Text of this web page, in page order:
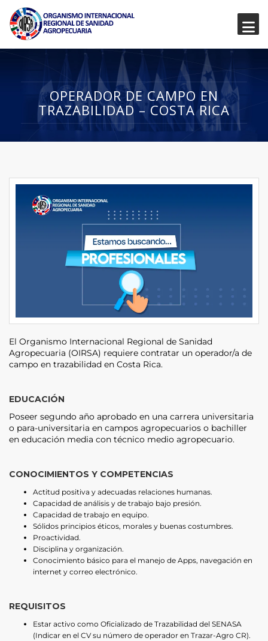
OPERADOR DE CAMPO EN
TRAZABILIDAD – COSTA RICA
El Organismo Internacional Regional de Sanidad
Agropecuaria (OIRSA) requiere contratar un operador/a de
campo en trazabilidad en Costa Rica.
EDUCACIÓN
Poseer segundo año aprobado en una carrera universitaria
o para-universitaria en campos agropecuarios o bachiller
en educación media con técnico medio agropecuario.
CONOCIMIENTOS Y COMPETENCIAS
Actitud positiva y adecuadas relaciones humanas.
Capacidad de análisis y de trabajo bajo presión.
Capacidad de trabajo en equipo.
Sólidos principios éticos, morales y buenas costumbres.
Proactividad.
Disciplina y organización.
Conocimiento básico para el manejo de Apps, navegación en
internet y correo electrónico.
REQUISITOS
Estar activo como Oficializado de Trazabilidad del SENASA
(Indicar en el CV su número de operador en Trazar-Agro CR).